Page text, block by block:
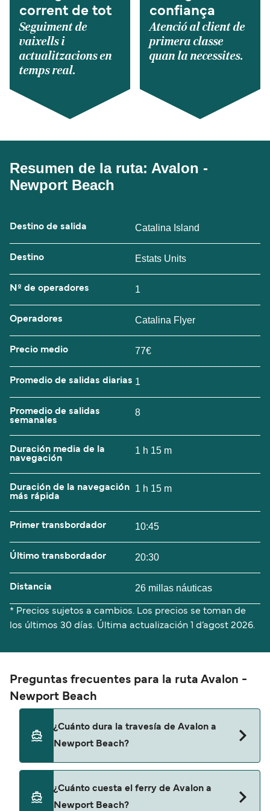
corrent de tot
Seguiment de
vaixells i
actualitzacions en
temps real.
confiança
Atenció al client de
primera classe
quan la necessites.
Resumen de la ruta: Avalon -
Newport Beach
Destino de salida Catalina Island
Destino Estats Units
Nº de operadores 1
Operadores Catalina Flyer
Precio medio 77€
Promedio de salidas diarias 1
Promedio de salidas
semanales
8
Duración media de la
navegación
1 h 15 m
Duración de la navegación
más rápida
1 h 15 m
Primer transbordador 10:45
Último transbordador 20:30
Distancia 26 millas náuticas
* Precios sujetos a cambios. Los precios se toman de
los últimos 30 días. Última actualización
1 d’agost 2026.
Preguntas frecuentes para la ruta Avalon -
Newport Beach
¿Cuánto dura la travesía de Avalon a
Newport Beach?
Newport Beach es de aproximadamente 1 hora 15
¿Cuánto cuesta el ferry de Avalon a
Newport Beach?